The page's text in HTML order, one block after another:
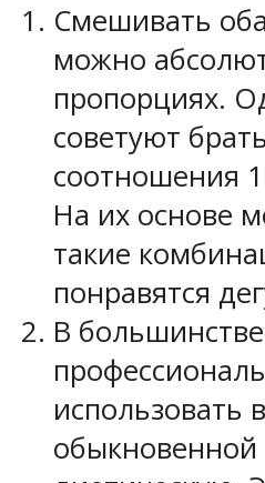
Смешивать
можно
пропорциях.
советуют
соотношения
На их основе
такие
понравятся
В
использовать